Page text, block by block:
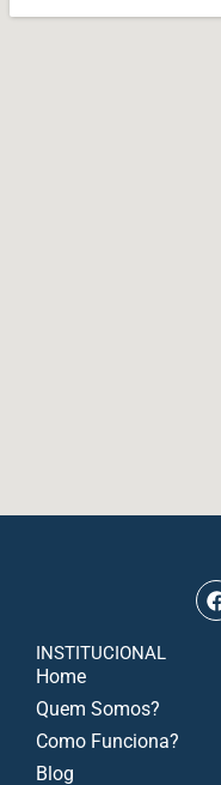
INSTITUCIONAL
Home
Quem Somos?
Como Funciona?
Blog